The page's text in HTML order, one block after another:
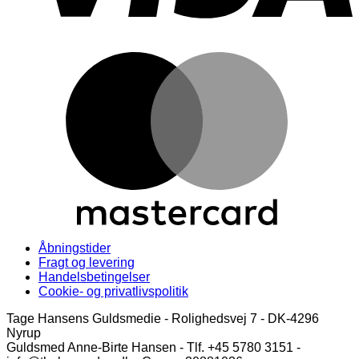
Åbningstider
Fragt og levering
Handelsbetingelser
Cookie- og privatlivspolitik
Tage Hansens Guldsmedie - Rolighedsvej 7 - DK-4296
Nyrup
Guldsmed Anne-Birte Hansen - Tlf. +45 5780 3151 -